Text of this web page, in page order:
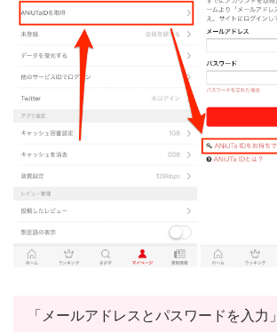
「メールアドレスとパスワードを入